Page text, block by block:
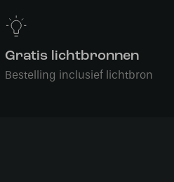
Gratis lichtbronnen
Bestelling inclusief lichtbron